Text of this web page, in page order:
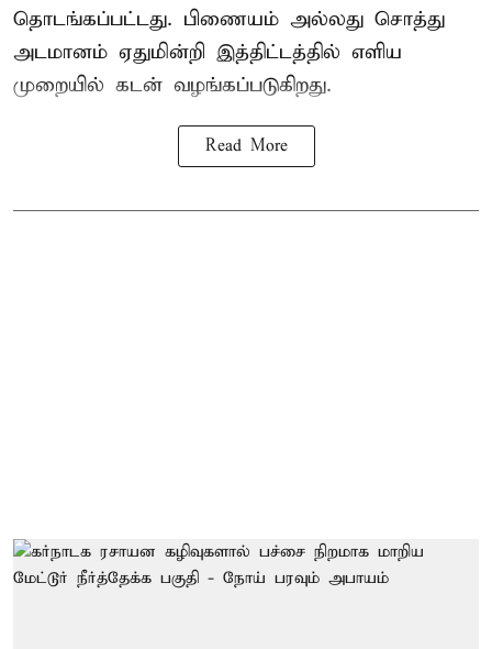
தொடங்கப்பட்டது. பிணையம் அல்லது சொத்து
அடமானம் ஏதுமின்றி இத்திட்டத்தில் எளிய
முறையில் கடன் வழங்கப்படுகிறது.
Read More